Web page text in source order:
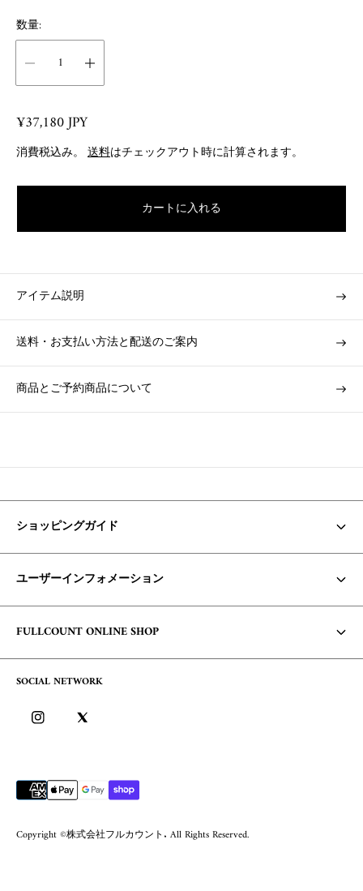
数量:
R
e
g
u
r
r
i
c
e
¥37,180 JPY
消費税込み。 送料はチェックアウト時に計算されます。
カートに入れる
アイテム説明
送料・お支払い方法と配送のご案内
商品とご予約商品について
SOCIAL NETWORK
ショッピングガイド
お支払い方法・配送について
利用規約
個人情報保護方針
特定商取引に基づく表記
ユーザーインフォメーション
よくあるご質問
ログイン
FULLCOUNT ONLINE SHOP
コンセプト
ブログ
Copyright ©株式会社フルカウント. All Rights Reserved.